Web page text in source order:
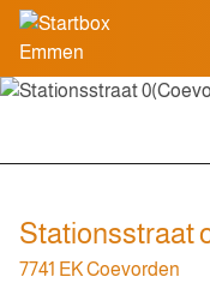
Spring naar inhoud
Stationsstraat
7741 EK Coevorden